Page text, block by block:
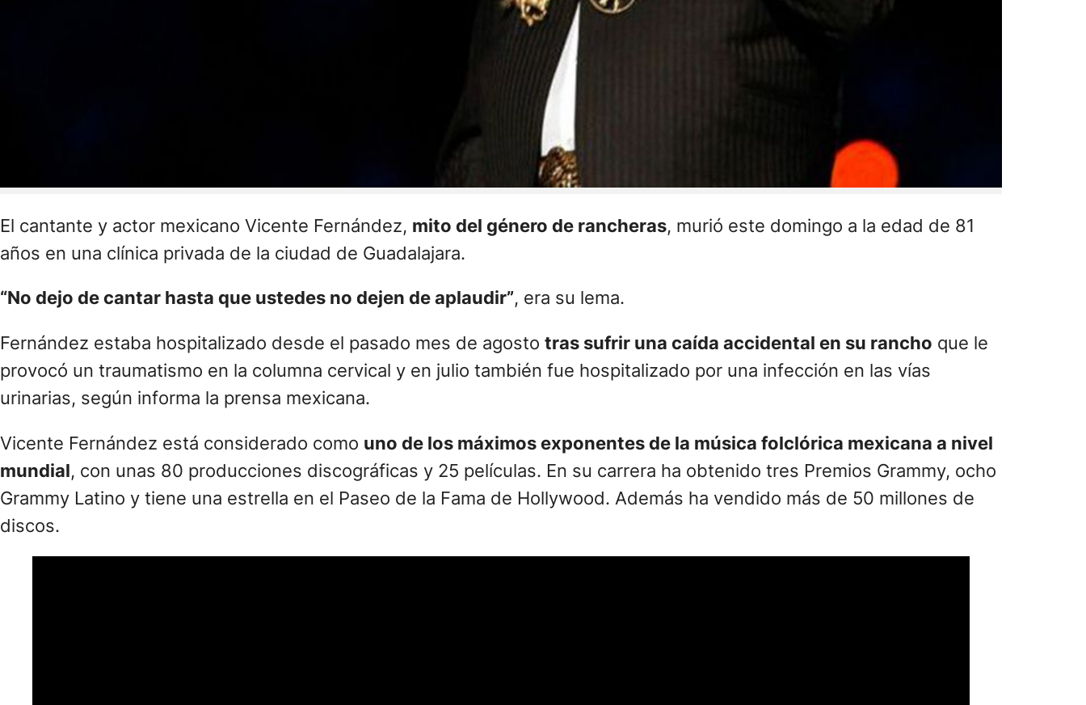
El cantante y actor mexicano Vicente Fernández, mito del género de rancheras, murió este domingo a la edad de 81
años en una clínica privada de la ciudad de Guadalajara.
“No dejo de cantar hasta que ustedes no dejen de aplaudir”, era su lema.
Fernández estaba hospitalizado desde el pasado mes de agosto tras sufrir una caída accidental en su rancho que le
provocó un traumatismo en la columna cervical y en julio también fue hospitalizado por una infección en las vías
urinarias, según informa la prensa mexicana.
Vicente Fernández está considerado como uno de los máximos exponentes de la música folclórica mexicana a nivel
mundial, con unas 80 producciones discográficas y 25 películas. En su carrera ha obtenido tres Premios Grammy, ocho
Grammy Latino y tiene una estrella en el Paseo de la Fama de Hollywood. Además ha vendido más de 50 millones de
discos.